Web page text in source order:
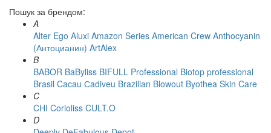
Пошук за брендом:
A
Alter Ego Aluxi Amazon Series American Crew Anthocyanin
(Антоцианин) ArtAlex
B
BABOR BaByliss BIFULL Professional Biotop professional
Brasil Cacau Сadiveu Brazilian Blowout Byothea Skin Care
C
CHI Corioliss CULT.O
D